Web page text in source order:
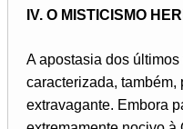
IV. O MISTICISMO
A apostasia dos
caracterizada, também,
extravagante. Embora